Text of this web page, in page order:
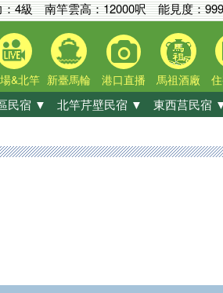
：4級南竿雲高：12000呎能見度：
&北竿 新臺馬輪 港口直播 馬祖酒廠
民宿 ▼ 北竿芹壁民宿 ▼ 東西莒民宿